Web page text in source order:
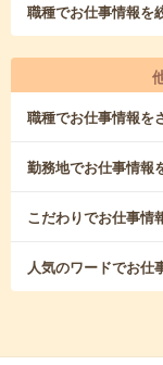
職種でお仕事情報を
職種でお仕事情報を
勤務地でお仕事情報
こだわりでお仕事情
人気のワードでお仕